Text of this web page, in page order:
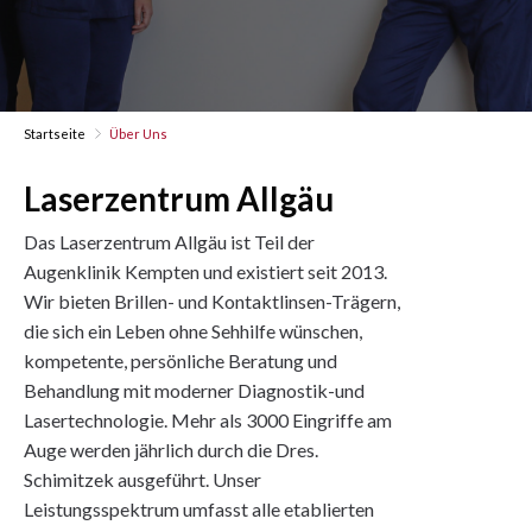
Startseite Über Uns
Laserzentrum Allgäu
Das Laserzentrum Allgäu ist Teil der
Augenklinik Kempten und existiert seit 2013.
Wir bieten Brillen- und Kontaktlinsen-Trägern,
die sich ein Leben ohne Sehhilfe wünschen,
kompetente, persönliche Beratung und
Behandlung mit moderner Diagnostik-und
Lasertechnologie. Mehr als 3000 Eingriffe am
Auge werden jährlich durch die Dres.
Schimitzek ausgeführt. Unser
Leistungsspektrum umfasst alle etablierten